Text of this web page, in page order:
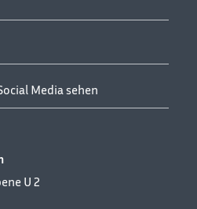
Media sehen
U 2